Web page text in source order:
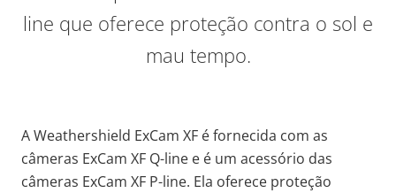
line que oferece proteção contra o sol e
mau tempo.
A Weathershield ExCam XF é fornecida com as
câmeras ExCam XF Q-line e é um acessório das
câmeras ExCam XF P-line. Ela oferece proteção